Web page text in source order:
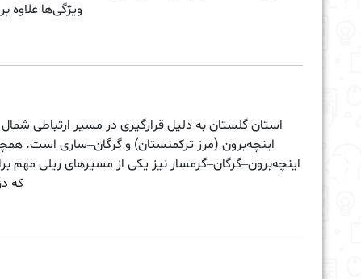
ویژگی‌ها علاوه
استان گلستان به دلیل قرارگیری در مسیر ارتباطی
اینچه‌برون (مرز ترکمنستان) و گرگان–ساری است.
اینچه‌برون–گرگان–گرمسار نیز یکی از مسیرهای ریلی
که